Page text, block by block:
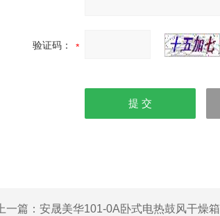
验证码：
上一篇： 安晟美华101-0A卧式电热鼓风干燥箱